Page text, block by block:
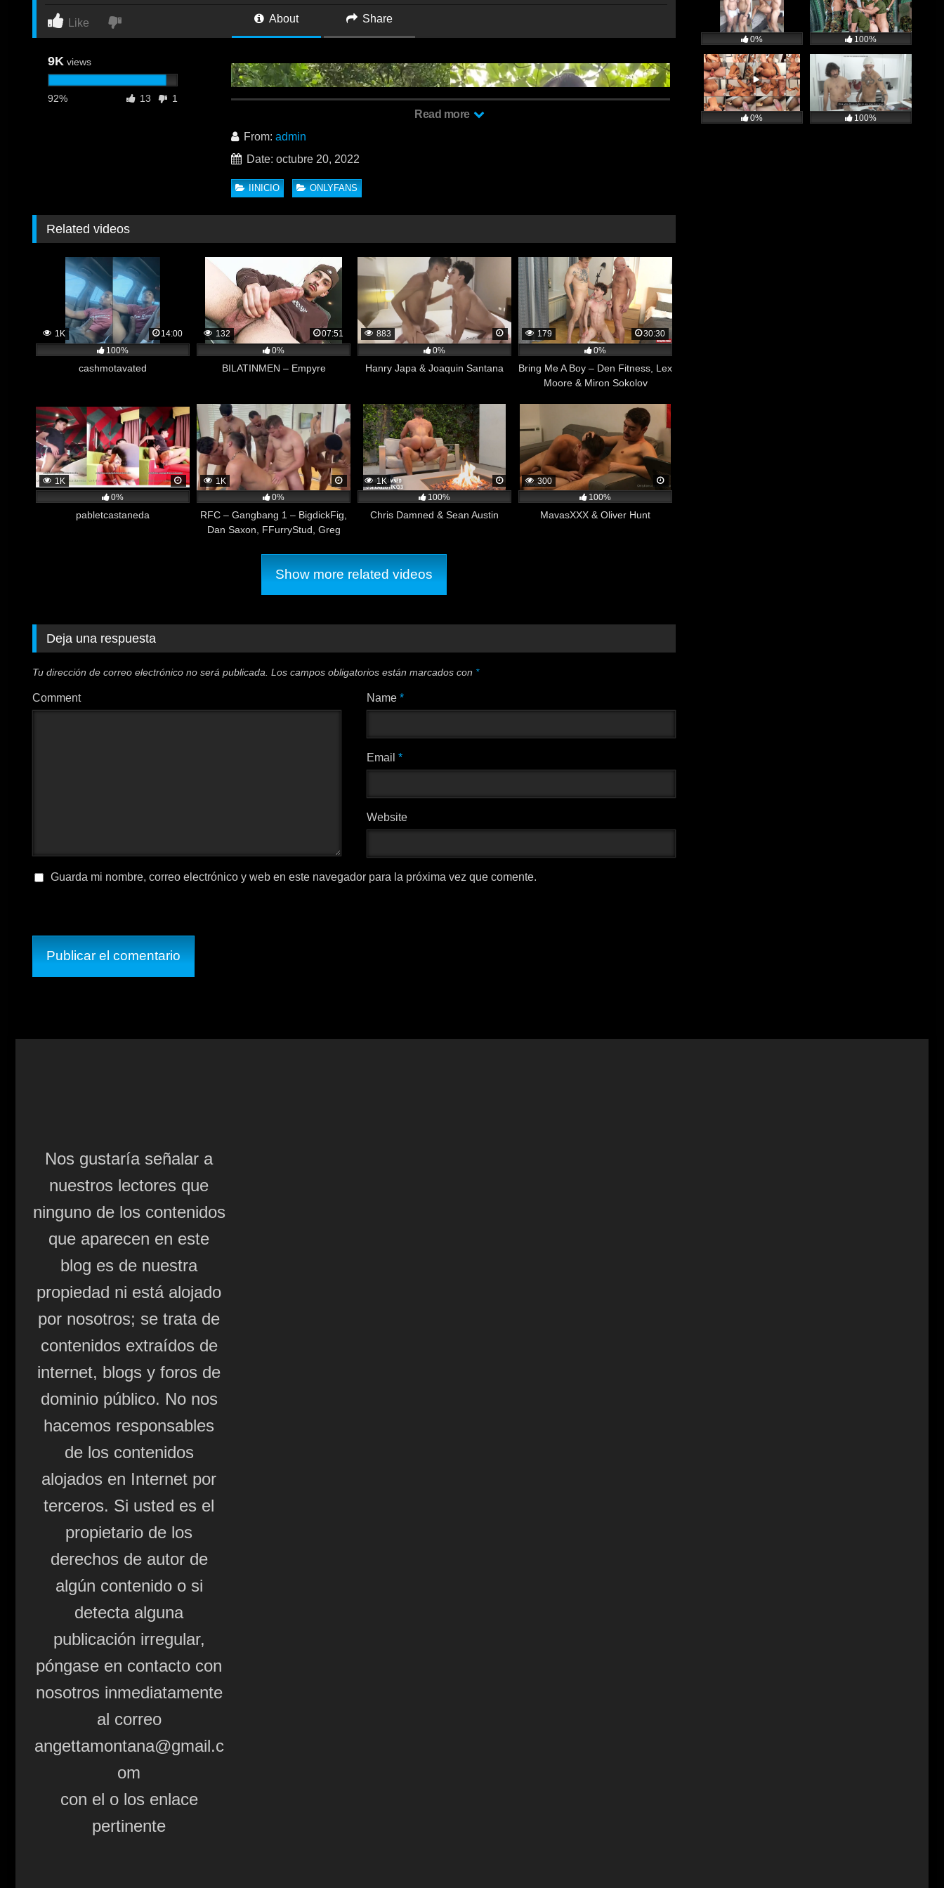
Like About Share
9K views
92% 13 1
DUNCAN SAINT este macho colombiano hetero nos muestra todo su cuerpo desnudo y
masturbando su gran verga
Read more
From: admin
Date: octubre 20, 2022
IINICIO ONLYFANS
Related videos
1K
14:00
100%
cashmotavated
132
07:51
0%
BILATINMEN – Empyre
883
0%
Hanry Japa & Joaquin Santana
179
30:30
0%
Bring Me A Boy – Den Fitness, Lex
Moore & Miron Sokolov
1K
0%
pabletcastaneda
1K
0%
RFC – Gangbang 1 – BigdickFig,
Dan Saxon, FFurryStud, Greg
1K
100%
Chris Damned & Sean Austin
300
100%
MavasXXX & Oliver Hunt
Show more related videos
Deja una respuesta
Tu dirección de correo electrónico no será publicada. Los campos obligatorios están marcados con *
Comment Name*
Email*
Website
Guarda mi nombre, correo electrónico y web en este navegador para la próxima vez que comente.
0% 100%
0% 100%
Nos gustaría señalar a
nuestros lectores que
ninguno de los contenidos
que aparecen en este
blog es de nuestra
propiedad ni está alojado
por nosotros; se trata de
contenidos extraídos de
internet, blogs y foros de
dominio público. No nos
hacemos responsables
de los contenidos
alojados en Internet por
terceros. Si usted es el
propietario de los
derechos de autor de
algún contenido o si
detecta alguna
publicación irregular,
póngase en contacto con
nosotros inmediatamente
al correo
angettamontana@gmail.c
om
con el o los enlace
pertinente